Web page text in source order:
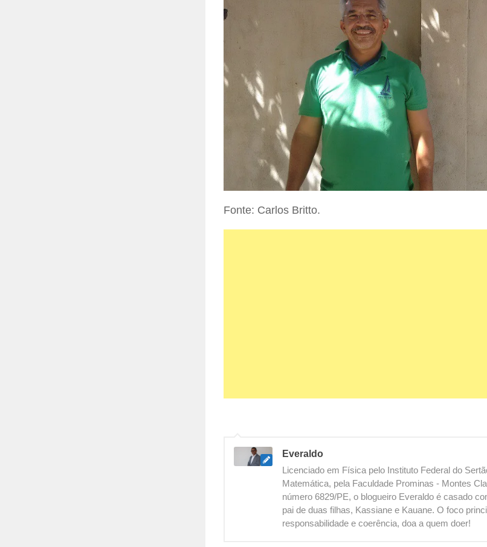
Fonte: Carlos Britto.
Everaldo
Licenciado em Física pelo Instituto Federal do
Matemática, pela Faculdade Prominas - Montes
número 6829/PE, o blogueiro Everaldo é casado
pai de duas filhas, Kassiane e Kauane. O foco
responsabilidade e coerência, doa a quem doer!